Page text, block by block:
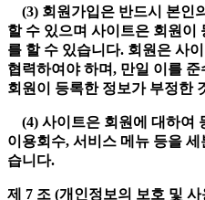
(3) 회원가입은 반드시 본인
할 수 있으며 사이트은 회원이
를 할 수 있습니다. 회원은 사
협력하여야 하며, 만일 이를
회원이 등록한 정보가 부정한
(4) 사이트은 회원에 대하여
이용회수, 서비스 메뉴 등을
습니다.
제 7 조 (개인정보의 보호 및 사